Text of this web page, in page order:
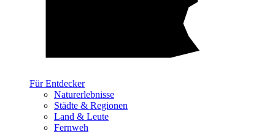
Für Entdecker
Naturerlebnisse
Städte & Regionen
Land & Leute
Fernweh